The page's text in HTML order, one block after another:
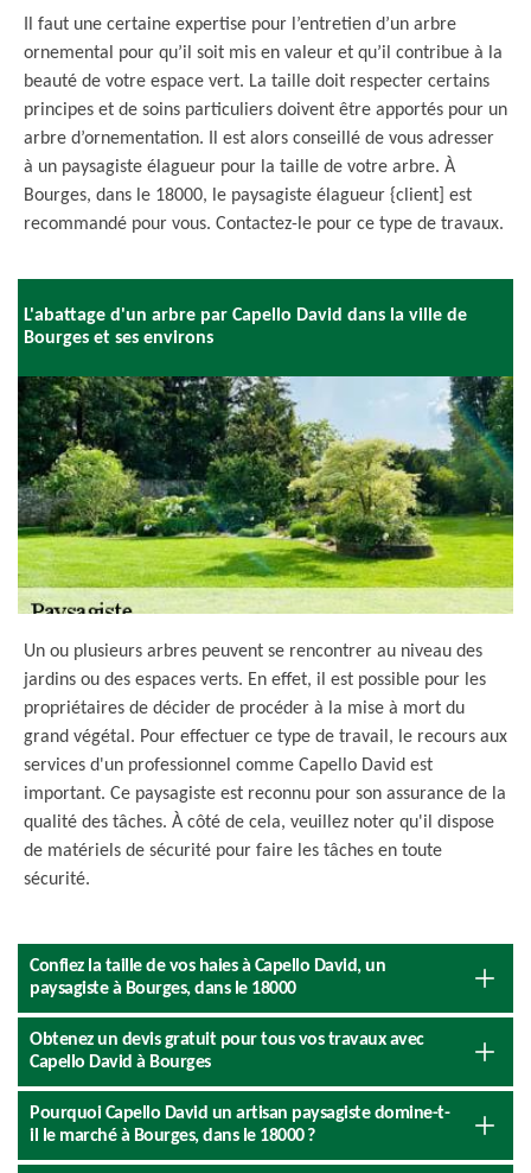
Il faut une certaine expertise pour l’entretien d’un arbre
ornemental pour qu’il soit mis en valeur et qu’il contribue à la
beauté de votre espace vert. La taille doit respecter certains
principes et de soins particuliers doivent être apportés pour un
arbre d’ornementation. Il est alors conseillé de vous adresser
à un paysagiste élagueur pour la taille de votre arbre. À
Bourges, dans le 18000, le paysagiste élagueur {client] est
recommandé pour vous. Contactez-le pour ce type de travaux.
L'abattage d'un arbre par Capello David dans la ville de
Bourges et ses environs
Un ou plusieurs arbres peuvent se rencontrer au niveau des
jardins ou des espaces verts. En effet, il est possible pour les
propriétaires de décider de procéder à la mise à mort du
grand végétal. Pour effectuer ce type de travail, le recours aux
services d'un professionnel comme Capello David est
important. Ce paysagiste est reconnu pour son assurance de la
qualité des tâches. À côté de cela, veuillez noter qu'il dispose
de matériels de sécurité pour faire les tâches en toute
sécurité.
Confiez la taille de vos haies à Capello David, un
paysagiste à Bourges, dans le 18000
Obtenez un devis gratuit pour tous vos travaux avec
Capello David à Bourges
Pourquoi Capello David un artisan paysagiste domine-t-
il le marché à Bourges, dans le 18000 ?